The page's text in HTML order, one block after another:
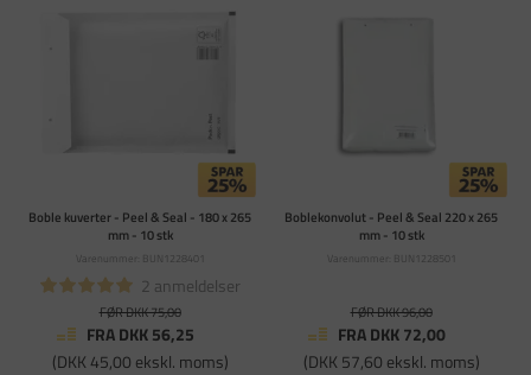
Boble kuverter - Peel & Seal - 180 x 265
mm - 10 stk
Varenummer: BUN1228401
2 anmeldelser
FØR DKK 75,00
FRA DKK 56,25
(DKK 45,00 ekskl. moms)
Boblekonvolut - Peel & Seal 220 x 265
mm - 10 stk
Varenummer: BUN1228501
FØR DKK 96,00
FRA DKK 72,00
(DKK 57,60 ekskl. moms)